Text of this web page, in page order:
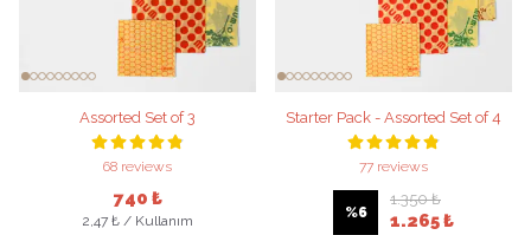
Assorted Set of 3
68 reviews
740 ₺
2,47 ₺ / Kullanım
Starter Pack - Assorted Set of 4
77 reviews
%6
1.350 ₺
1.265 ₺